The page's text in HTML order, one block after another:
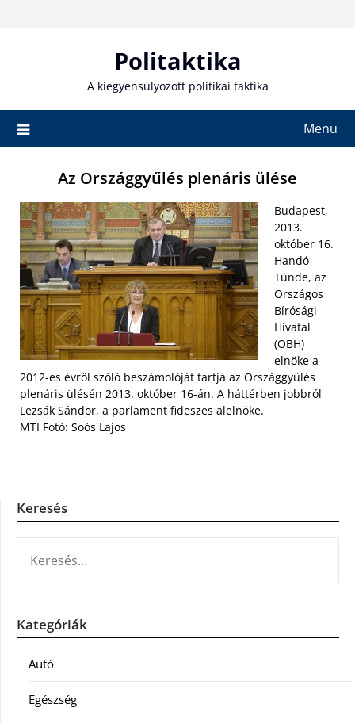
Politaktika
A kiegyensúlyozott politikai taktika
Menu
Az Országgyűlés plenáris ülése
Budapest,
2013.
október 16.
Handó
Tünde, az
Országos
Bírósági
Hivatal
(OBH)
elnöke a
2012-es évről szóló beszámolóját tartja az Országgyűlés
plenáris ülésén 2013. október 16-án. A háttérben jobbról
Lezsák Sándor, a parlament fideszes alelnöke.
MTI Fotó: Soós Lajos
Keresés
Kategóriák
Autó
Egészség